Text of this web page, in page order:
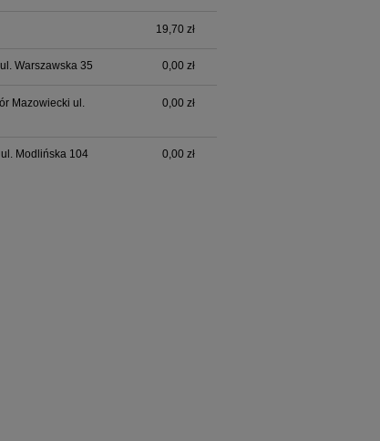
19,70 zł
Warszawska 35 0,00 zł
Mazowiecki ul.
0,00 zł
Modlińska 104 0,00 zł